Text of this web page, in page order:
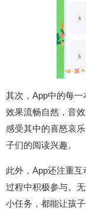
其次，App中的每
效果流畅自然，音
感受其中的喜怒哀
子们的阅读兴趣。
此外，App还注重
过程中积极参与。
小任务，都能让孩